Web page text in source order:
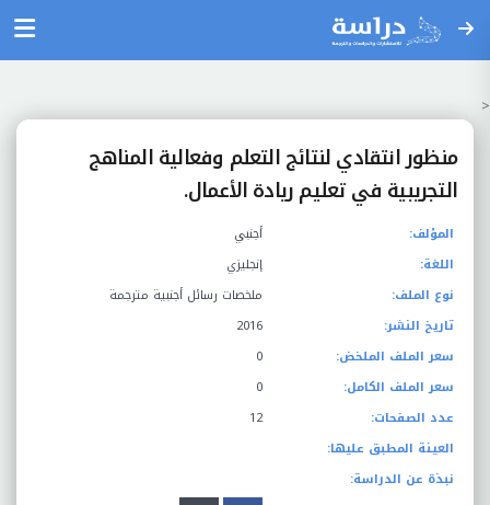
<
منظور انتقادي لنتائج التعلم وفعالية المناهج
التجريبية في تعليم ريادة الأعمال.
المؤلف:
أجنبي
اللغة:
إنجليزي
نوع الملف:
ملخصات رسائل أجنبية مترجمة
تاريخ النشر:
2016
سعر الملف الملخض:
0
سعر الملف الكامل:
0
عدد الصفحات:
12
العينة المطبق عليها:
نبذة عن الدراسة: